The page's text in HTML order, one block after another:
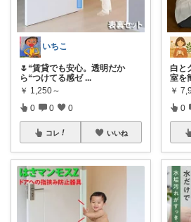
いちこ
🌷“賃貸でも安心。透明だか
ら“つけてる感ゼ ...
￥ 1,250～
0 0 0
コレ いいね
白と
室を
￥
0